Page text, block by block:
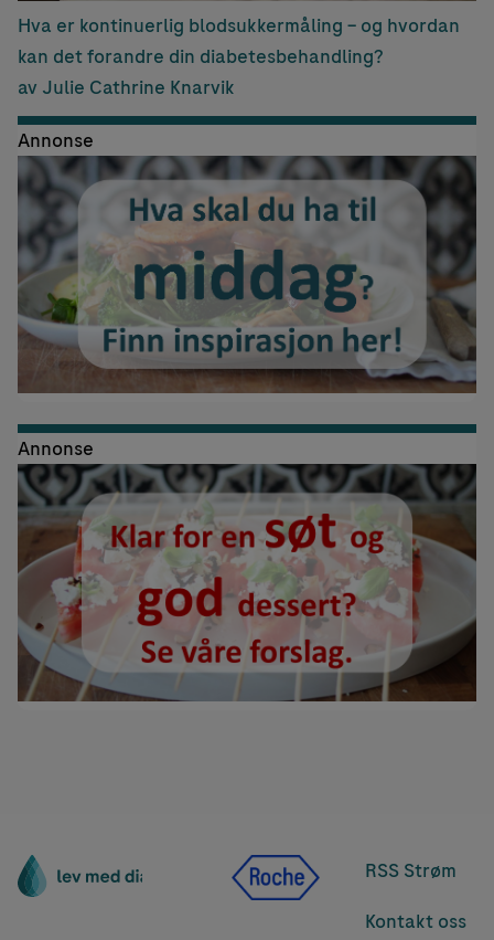
Hva er kontinuerlig blodsukkermåling – og hvordan
kan det forandre din diabetesbehandling?
av Julie Cathrine Knarvik
Annonse
Annonse
RSS Strøm
Kontakt oss